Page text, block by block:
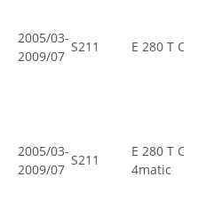
2005/03-
2009/07
S211 E 280 T CDI
2005/03-
2009/07
S211
E 280 T CDI
4matic